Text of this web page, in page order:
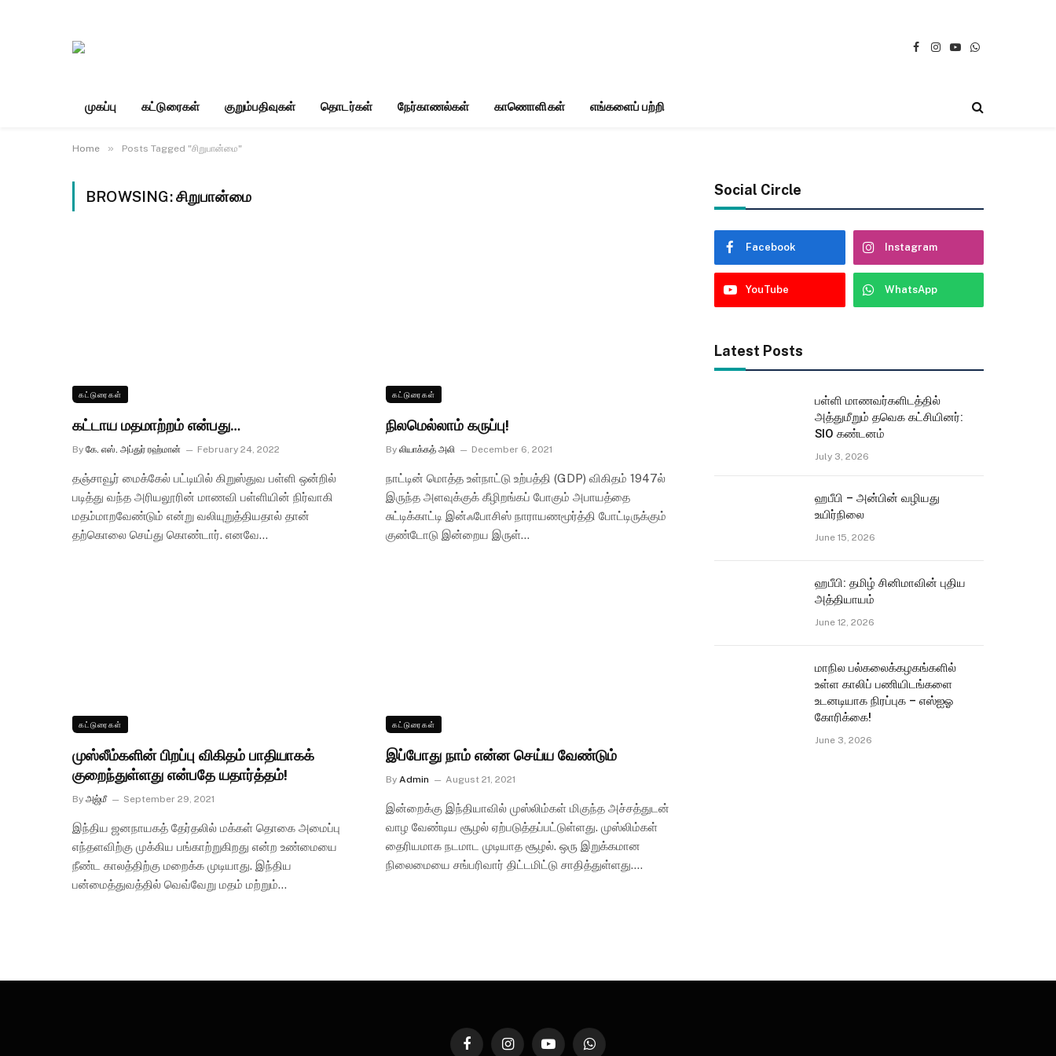
Facebook
Instagram
YouTubeWhatsApp
முகப்பு கட்டுரைகள் குறும்பதிவுகள் தொடர்கள் நேர்காணல்கள் காணொளிகள் எங்களைப் பற்றி
Home » Posts Tagged "சிறுபான்மை"
BROWSING:சிறுபான்மை
கட்டுரைகள்
கட்டாய மதமாற்றம் என்பது…
By கே. எஸ். அப்துர் ரஹ்மான் February 24, 2022
தஞ்சாவூர் மைக்கேல் பட்டியில் கிறுஸ்துவ பள்ளி ஒன்றில்
படித்து வந்த அரியலூரின் மாணவி பள்ளியின் நிர்வாகி
மதம்மாறவேண்டும் என்று வலியுறுத்தியதால் தான்
தற்கொலை செய்து கொண்டார். எனவே…
கட்டுரைகள்
நிலமெல்லாம் கருப்பு!
By லியாக்கத் அலி December 6, 2021
நாட்டின் மொத்த உள்நாட்டு உற்பத்தி (GDP) விகிதம் 1947ல்
இருந்த அளவுக்குக் கீழிறங்கப் போகும் அபாயத்தை
சுட்டிக்காட்டி இன்ஃபோசிஸ் நாராயணமூர்த்தி போட்டிருக்கும்
குண்டோடு இன்றைய இருள்…
கட்டுரைகள்
முஸ்லீம்களின் பிறப்பு விகிதம் பாதியாகக்
குறைந்துள்ளது என்பதே யதார்த்தம்!
By அஜ்மீ September 29, 2021
இந்திய ஜனநாயகத் தேர்தலில் மக்கள் தொகை அமைப்பு
எந்தளவிற்கு முக்கிய பங்காற்றுகிறது என்ற உண்மையை
நீண்ட காலத்திற்கு மறைக்க முடியாது. இந்திய
பன்மைத்துவத்தில் வெவ்வேறு மதம் மற்றும்…
கட்டுரைகள்
இப்போது நாம் என்ன செய்ய வேண்டும்
By Admin August 21, 2021
இன்றைக்கு இந்தியாவில் முஸ்லிம்கள் மிகுந்த அச்சத்துடன்
வாழ வேண்டிய சூழல் ஏற்படுத்தப்பட்டுள்ளது. முஸ்லிம்கள்
தைரியமாக நடமாட முடியாத சூழல். ஒரு இறுக்கமான
நிலைமையை சங்பரிவார் திட்டமிட்டு சாதித்துள்ளது.…
Social Circle
Facebook Instagram
YouTube WhatsApp
Latest Posts
பள்ளி மாணவர்களிடத்தில்
அத்துமீறும் தவெக கட்சியினர்:
SIO கண்டனம்
July 3, 2026
ஹபீபி – அன்பின் வழியது
உயிர்நிலை
June 15, 2026
ஹபீபி: தமிழ் சினிமாவின் புதிய
அத்தியாயம்
June 12, 2026
மாநில பல்கலைக்கழகங்களில்
உள்ள காலிப் பணியிடங்களை
உடனடியாக நிரப்புக – எஸ்ஐஓ
கோரிக்கை!
June 3, 2026
FacebookInstagramYouTubeWhatsApp